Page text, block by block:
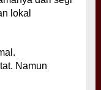
lokal
Namun